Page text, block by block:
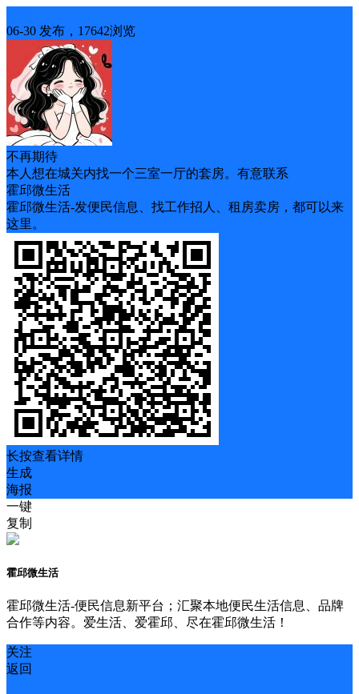
06-30 发布，17642浏览
不再期待
本人想在城关内找一个三室一厅的套房。有意联系
霍邱微生活
霍邱微生活-发便民信息、找工作招人、租房卖房，都可以来
这里。
长按查看详情
生成
海报
一键
复制
霍邱微生活
霍邱微生活-便民信息新平台；汇聚本地便民生活信息、品牌
合作等内容。爱生活、爱霍邱、尽在霍邱微生活！
关注
返回